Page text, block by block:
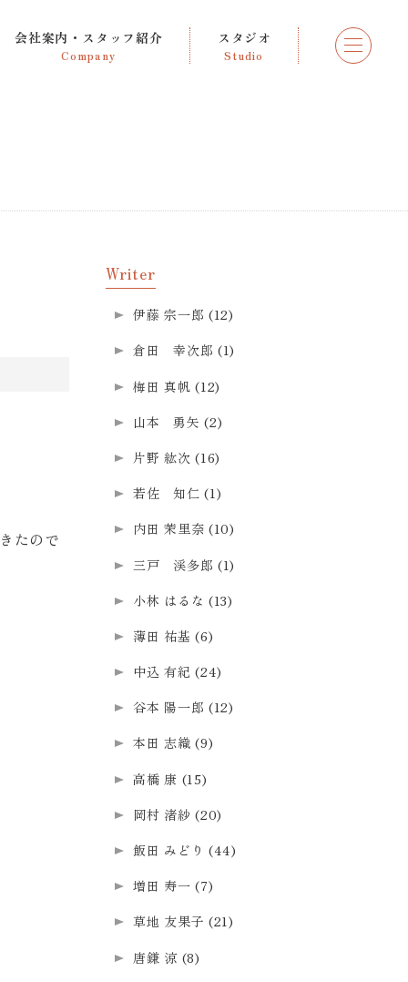
会社案内・スタッフ紹介
Company
スタジオ
Studio
たので
Writer
伊藤 宗一郎 (12)
倉田 幸次郎 (1)
梅田 真帆 (12)
山本 勇矢 (2)
片野 紘次 (16)
若佐 知仁 (1)
内田 茉里奈 (10)
三戸 渓多郎 (1)
小林 はるな (13)
薄田 祐基 (6)
中込 有紀 (24)
谷本 陽一郎 (12)
本田 志織 (9)
高橋 康 (15)
岡村 渚紗 (20)
飯田 みどり (44)
増田 寿一 (7)
草地 友果子 (21)
唐鎌 涼 (8)